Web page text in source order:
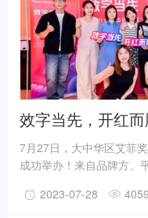
效字当先，开红
评审沙龙成功举办
7月27日，大中华区艾菲
成功举办！来自品牌方、
菲携手天下秀WEIQ焕新
2023-07-28 4059